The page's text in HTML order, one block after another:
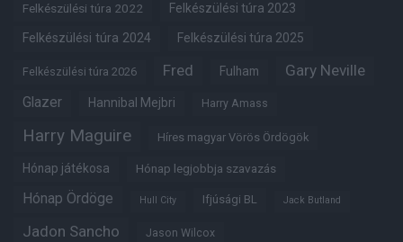
Felkészülési túra 2022 Felkészülési túra 2023
Felkészülési túra 2024 Felkészülési túra 2025
Felkészülési túra 2026 Fred Fulham Gary Neville
Glazer Hannibal Mejbri Harry Amass
Harry Maguire Híres magyar Vörös Ördögök
Hónap játékosa Hónap legjobbja szavazás
Hónap Ördöge Hull City Ifjúsági BL Jack Butland
Jadon Sancho Jason Wilcox